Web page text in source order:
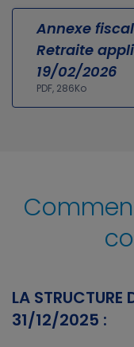
Annexe
Retraite
19/02/2026
PDF, 286Ko
LA STRUCTURE
31/12/2025 :